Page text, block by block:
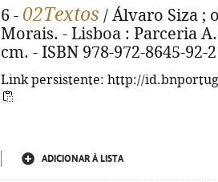
6 - 02Textos / Álvaro Siza ;
Morais. - Lisboa : Parceria
cm. - ISBN 978-972-8645-92-2
Link persistente: http://
ADICIONAR À LISTA